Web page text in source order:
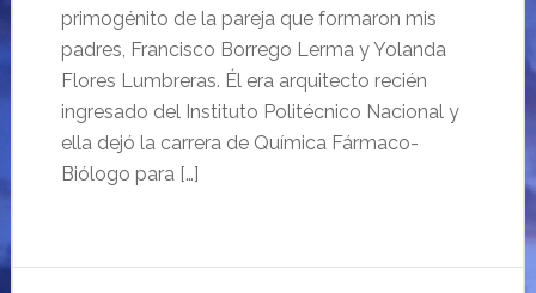
primogénito de la pareja que formaron mis
padres, Francisco Borrego Lerma y Yolanda
Flores Lumbreras. Él era arquitecto recién
ingresado del Instituto Politécnico Nacional y
ella dejó la carrera de Química Fármaco-
Biólogo para […]